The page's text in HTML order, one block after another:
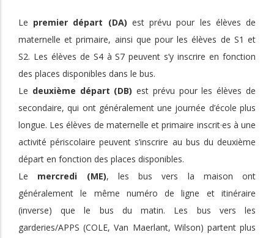
Le premier départ (DA) est prévu pour les élèves de
maternelle et primaire, ainsi que pour les élèves de S1 et
S2. Les élèves de S4 à S7 peuvent s’y inscrire en fonction
des places disponibles dans le bus.
Le deuxième départ (DB) est prévu pour les élèves de
secondaire, qui ont généralement une journée d’école plus
longue. Les élèves de maternelle et primaire inscrit·es à une
activité périscolaire peuvent s’inscrire au bus du deuxième
départ en fonction des places disponibles.
Le mercredi (ME), les bus vers la maison ont
généralement le même numéro de ligne et itinéraire
(inverse) que le bus du matin. Les bus vers les
garderies/APPS (COLE, Van Maerlant, Wilson) partent plus